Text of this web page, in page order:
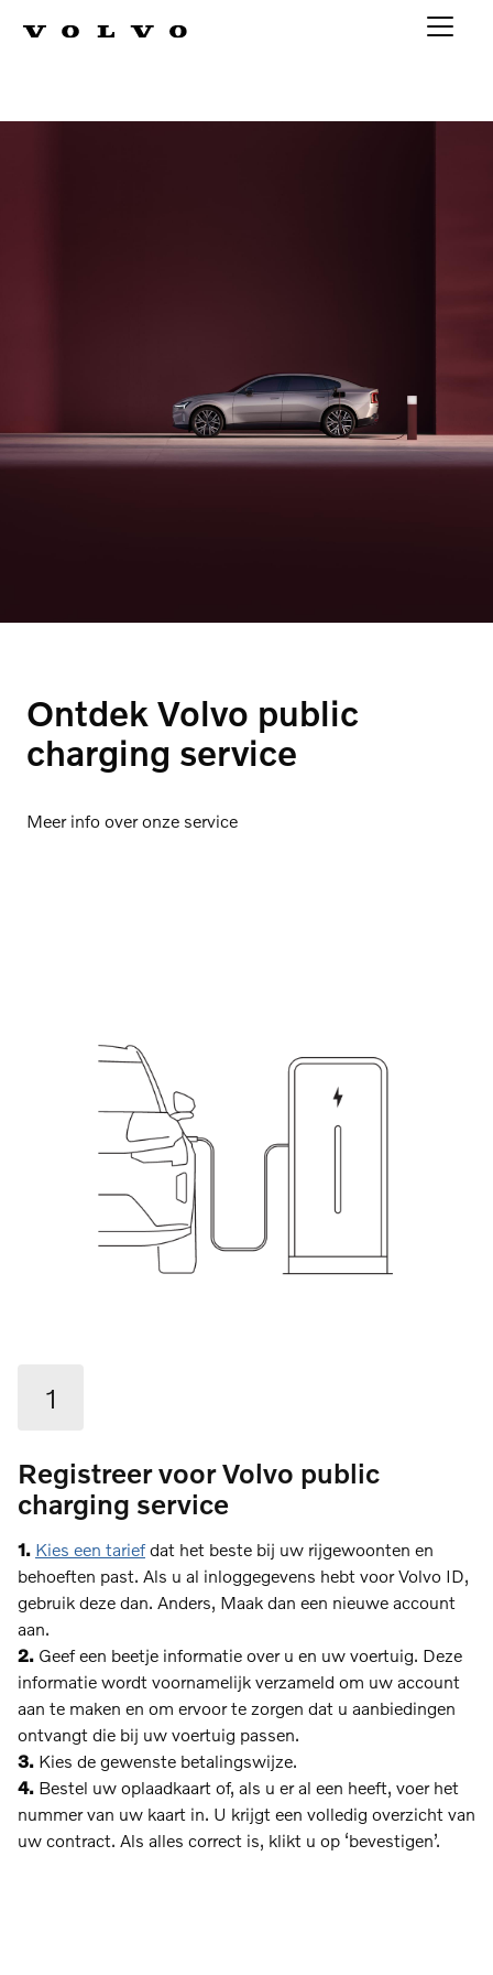
Ontdek Volvo public
charging service
Meer info over onze service
1
Registreer voor Volvo public
charging service
1. Kies een tariefdat het beste bij uw rijgewoonten en
behoeften past. Als u al inloggegevens hebt voor Volvo ID,
gebruik deze dan. Anders, Maak dan een nieuwe account
aan.
2. Geef een beetje informatie over u en uw voertuig. Deze
informatie wordt voornamelijk verzameld om uw account
aan te maken en om ervoor te zorgen dat u aanbiedingen
ontvangt die bij uw voertuig passen.
3. Kies de gewenste betalingswijze.
4. Bestel uw oplaadkaart of, als u er al een heeft, voer het
nummer van uw kaart in. U krijgt een volledig overzicht van
uw contract. Als alles correct is, klikt u op ‘bevestigen’.